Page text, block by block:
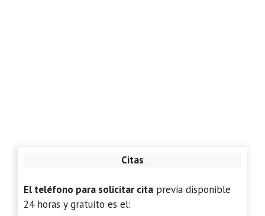
Citas
El teléfono para solicitar cita previa disponible
24 horas y gratuito es el: